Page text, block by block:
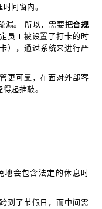
间窗内。
漏。 所以，需要把合规
员工被设置了打卡的时
），通过系统来进行严
更可靠，在面对外部客
起推敲。
地会包含法定的休息时
到了节假日，而中间需